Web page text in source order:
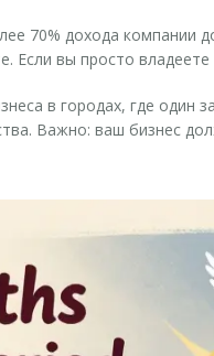
70% дохода компании
Если вы просто
в городах, где один
Важно: ваш бизнес